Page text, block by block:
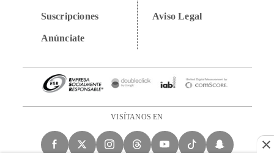
Suscripciones
Anúnciate
Aviso Legal
VISÍTANOS EN